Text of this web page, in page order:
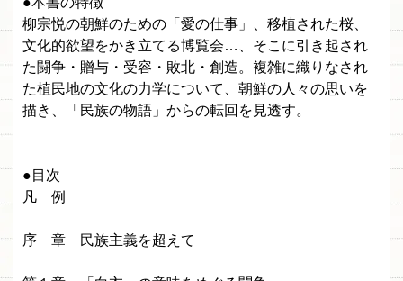
柳宗悦の朝鮮のための「愛の仕事」、移植された桜、
文化的欲望をかき立てる博覧会…、そこに引き起され
た闘争・贈与・受容・敗北・創造。複雑に織りなされ
た植民地の文化の力学について、朝鮮の人々の思いを
描き、「民族の物語」からの転回を見透す。
●目次
凡 例
序 章 民族主義を超えて